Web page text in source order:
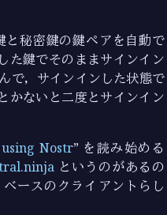
秘密鍵の鍵ペアを自動で
た鍵でそのままサインイン
で，サインインした状態で
かないと二度とサインイン
Nostr” を読み始める
というのがあるの
ースのクライアントらし